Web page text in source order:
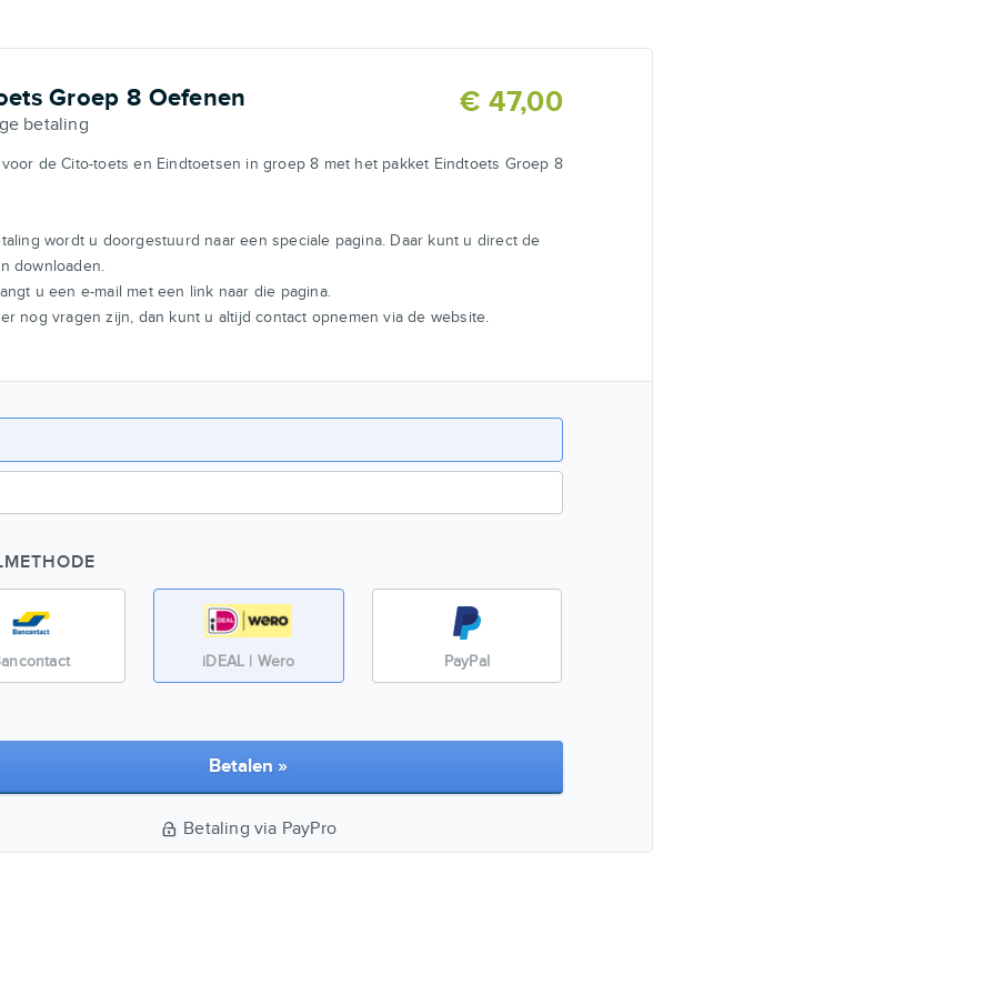
Groep 8 Oefenen
betaling
€ 47,00
de Cito-toets en Eindtoetsen in groep 8 met het pakket Eindtoets Groep 8
wordt u doorgestuurd naar een speciale pagina. Daar kunt u direct de
downloaden.
u een e-mail met een link naar die pagina.
nog vragen zijn, dan kunt u altijd contact opnemen via de website.
iDEAL | Wero PayPal
Betalen »
Betaling via PayPro